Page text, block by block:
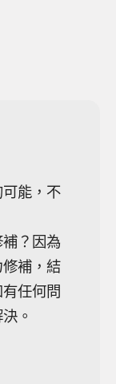
能，不
？因為
補，結
任何問
。